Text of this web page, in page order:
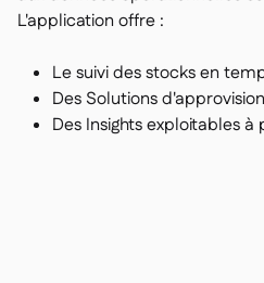
L'application offre :
Le suivi des stocks en
Des Solutions
Des Insights exploitables